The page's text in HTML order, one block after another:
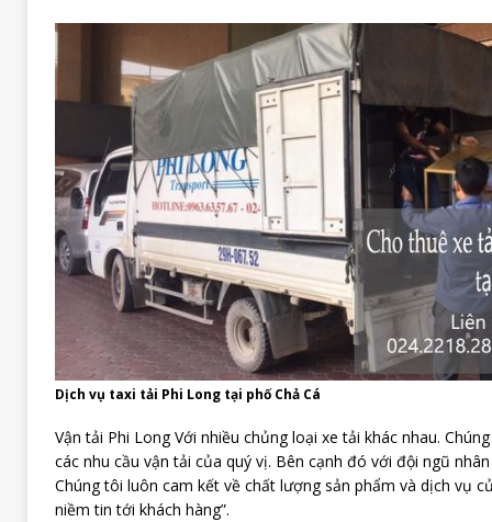
Dịch vụ taxi tải Phi Long tại phố Chả Cá
Vận tải Phi Long Với nhiều chủng loại xe tải khác nhau.
các nhu cầu vận tải của quý vị. Bên cạnh đó với đội ngũ
Chúng tôi luôn cam kết về chất lượng sản phẩm và dịch vụ
niềm tin tới khách hàng”.